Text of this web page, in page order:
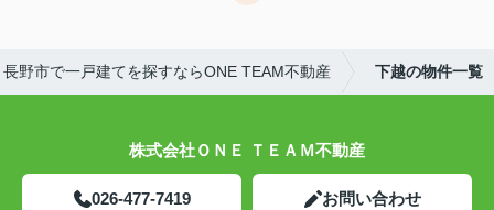
長野市で一戸建てを探すならONE TEAM不動産 下越の物件一覧
株式会社ＯＮＥ ＴＥＡＭ不動産
026-477-7419 お問い合わせ